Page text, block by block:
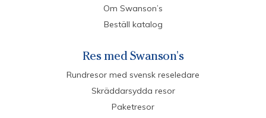
Om Swanson’s
Beställ katalog
Res med Swanson's
Rundresor med svensk reseledare
Skräddarsydda resor
Paketresor